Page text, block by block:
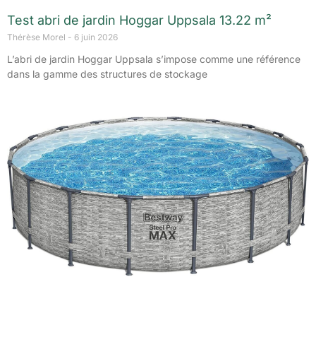
Test abri de jardin Hoggar Uppsala 13.22 m²
Thérèse Morel 6 juin 2026
L’abri de jardin Hoggar Uppsala s’impose comme une référence
dans la gamme des structures de stockage